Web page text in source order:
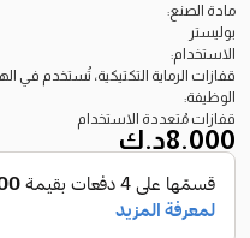
مادة الصنع:
بوليستر
الاستخدام:
قفازات الرماية التكتيكية، تُستخدم في
الوظيفة:
قفازات مُتعددة الاستخدام
8.000د.ك